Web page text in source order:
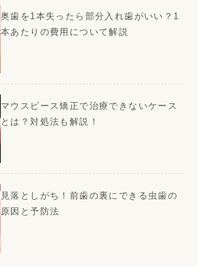
奥歯を1本失ったら部分入れ歯がいい？1
本あたりの費用について解説
マウスピース矯正で治療できないケース
とは？対処法も解説！
見落としがち！前歯の裏にできる虫歯の
原因と予防法